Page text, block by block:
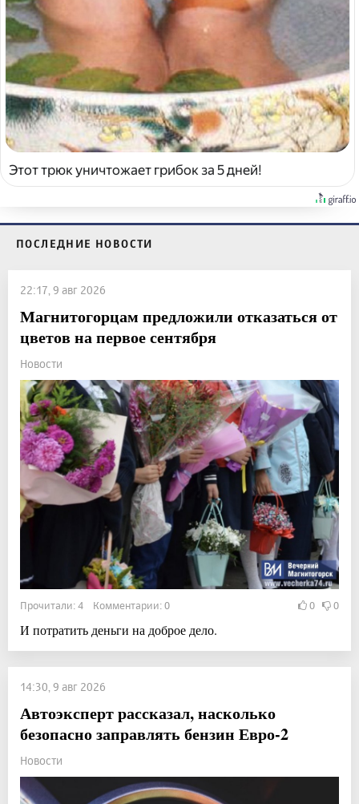
Этот трюк уничтожает грибок за 5 дней!
ПОСЛЕДНИЕ НОВОСТИ
22:17, 9 авг 2026
Магнитогорцам предложили отказаться от
цветов на первое сентября
Новости
Прочитали: 4 Комментарии: 0 0 0
И потратить деньги на доброе дело.
14:30, 9 авг 2026
Автоэксперт рассказал, насколько
безопасно заправлять бензин Евро-2
Новости